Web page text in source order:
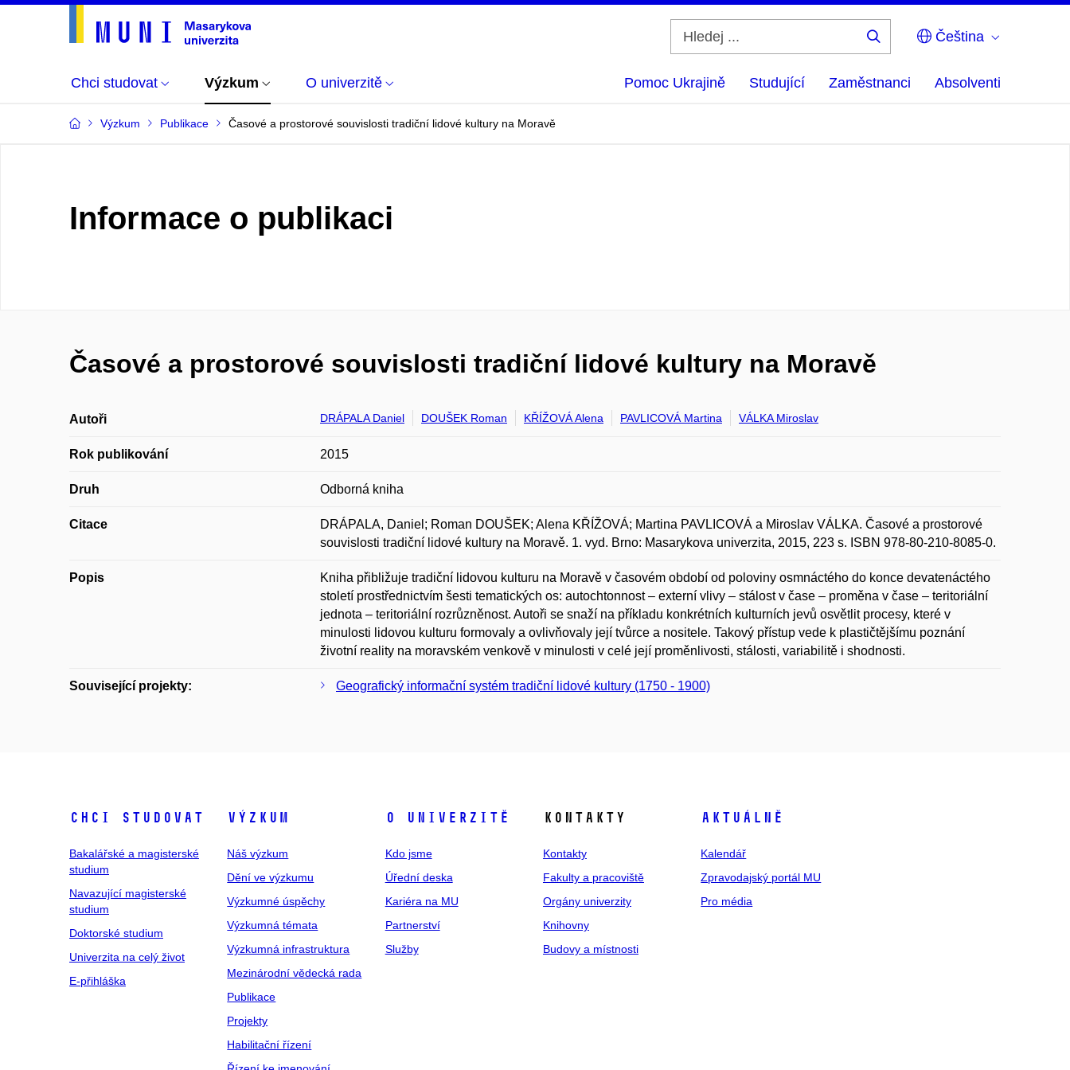
Čeština
Chci studovat Výzkum O univerzitě Pomoc Ukrajině Studující Zaměstnanci Absolventi
Výzkum Publikace Časové a prostorové souvislosti tradiční lidové kultury na Moravě
Informace o publikaci
Časové a prostorové souvislosti tradiční lidové kultury na Moravě
Autoři DRÁPALA Daniel DOUŠEK Roman KŘÍŽOVÁ Alena PAVLICOVÁ Martina VÁLKA Miroslav
Rok publikování 2015
Druh Odborná kniha
Citace
DRÁPALA, Daniel; Roman DOUŠEK; Alena KŘÍŽOVÁ; Martina PAVLICOVÁ a Miroslav VÁLKA. Časové a prostorové
souvislosti tradiční lidové kultury na Moravě. 1. vyd. Brno: Masarykova univerzita, 2015, 223 s. ISBN 978-80-210-8085-0.
Popis
Kniha přibližuje tradiční lidovou kulturu na Moravě v časovém období od poloviny osmnáctého do konce devatenáctého
století prostřednictvím šesti tematických os: autochtonnost – externí vlivy – stálost v čase – proměna v čase – teritoriální
jednota – teritoriální rozrůzněnost. Autoři se snaží na příkladu konkrétních kulturních jevů osvětlit procesy, které v
minulosti lidovou kulturu formovaly a ovlivňovaly její tvůrce a nositele. Takový přístup vede k plastičtějšímu poznání
životní reality na moravském venkově v minulosti v celé její proměnlivosti, stálosti, variabilitě i shodnosti.
Související projekty: Geografický informační systém tradiční lidové kultury (1750 - 1900)
Chci studovat
Bakalářské a magisterské
studium
Navazující magisterské
studium
Doktorské studium
Univerzita na celý život
E-přihláška
Výzkum
Náš výzkum
Dění ve výzkumu
Výzkumné úspěchy
Výzkumná témata
Výzkumná infrastruktura
Mezinárodní vědecká rada
Publikace
Projekty
Habilitační řízení
O univerzitě
Kdo jsme
Úřední deska
Kariéra na MU
Partnerství
Služby
Kontakty
Kontakty
Fakulty a pracoviště
Orgány univerzity
Knihovny
Budovy a místnosti
Aktuálně
Kalendář
Zpravodajský portál MU
Pro média